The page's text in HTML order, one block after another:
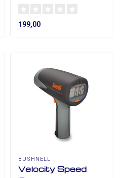
199,00
BUSHNELL
Velocity Speed